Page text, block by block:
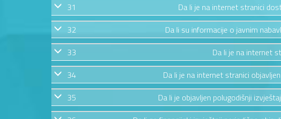
31
Da li je na internet stranici
32
Da li su informacije o javnim
33
Da li je na internet
34
Da li je na internet stranici
35
Da li je objavljen polugodišnji